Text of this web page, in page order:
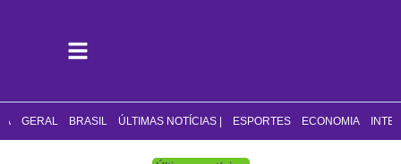
GERAL BRASIL ÚLTIMAS NOTÍCIAS | ESPORTES ECONOMIA